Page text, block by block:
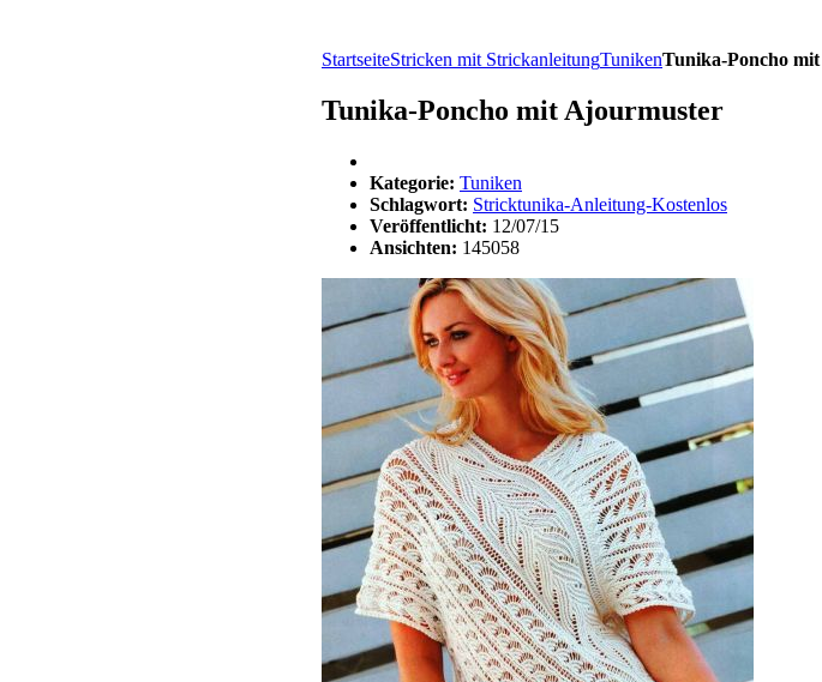
StartseiteStricken mit StrickanleitungTunikenTunika-Poncho
Tunika-Poncho mit Ajourmuster
Kategorie: Tuniken
Schlagwort: Stricktunika-Anleitung-Kostenlos
Veröffentlicht: 12/07/15
Ansichten: 145058